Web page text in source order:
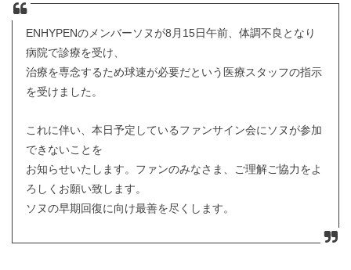
ENHYPENのメンバーソヌが8月15日午前、体調不良となり
病院で診療を受け、
治療を専念するため球速が必要だという医療スタッフの指示
を受けました。
これに伴い、本日予定しているファンサイン会にソヌが参加
できないことを
お知らせいたします。ファンのみなさま、ご理解ご協力をよ
ろしくお願い致します。
ソヌの早期回復に向け最善を尽くします。